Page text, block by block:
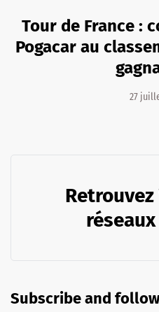
Tour de France :
Pogacar au
27
Subscribe and follow